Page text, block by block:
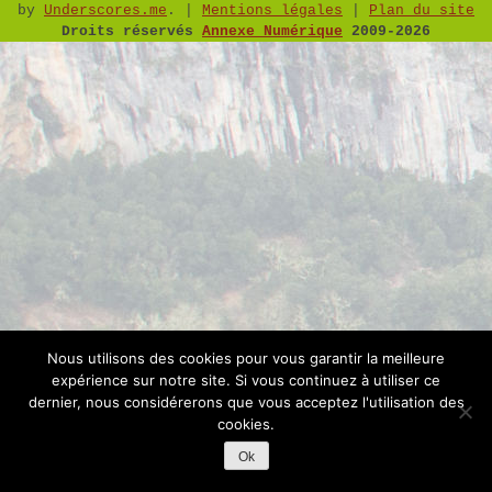
by Underscores.me . Mentions légales
Plan du site
Droits réservés Annexe Numérique 2009-2026
Nous utilisons des cookies pour vous garantir la meilleure
expérience sur notre site. Si vous continuez à utiliser ce
dernier, nous considérerons que vous acceptez l'utilisation des
cookies.
Ok